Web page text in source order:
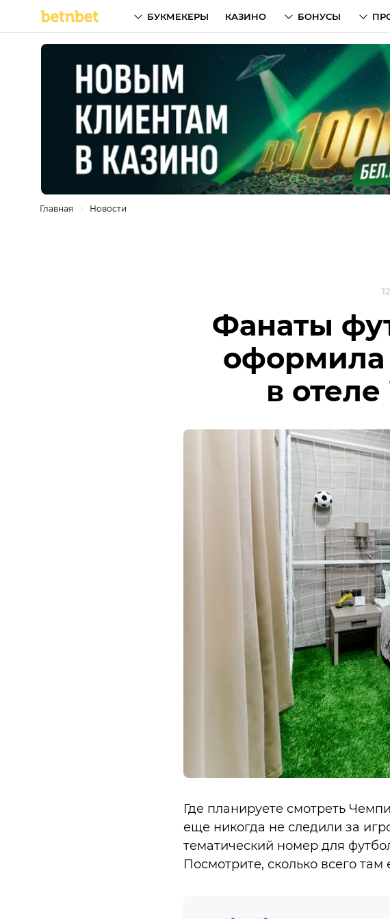
БУКМЕКЕРЫ КАЗИНО БОНУСЫ
Главная Новости
Фанаты
в
Где планируете смотреть
еще никогда не следили за
тематический номер для
Посмотрите, сколько всего там